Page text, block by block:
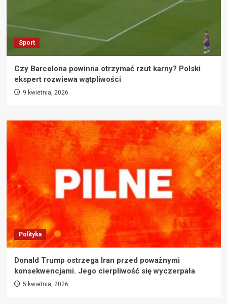
Sport
Czy Barcelona powinna otrzymać rzut karny? Polski
ekspert rozwiewa wątpliwości
9 kwietnia, 2026
Polityka
Donald Trump ostrzega Iran przed poważnymi
konsekwencjami. Jego cierpliwość się wyczerpała
5 kwietnia, 2026